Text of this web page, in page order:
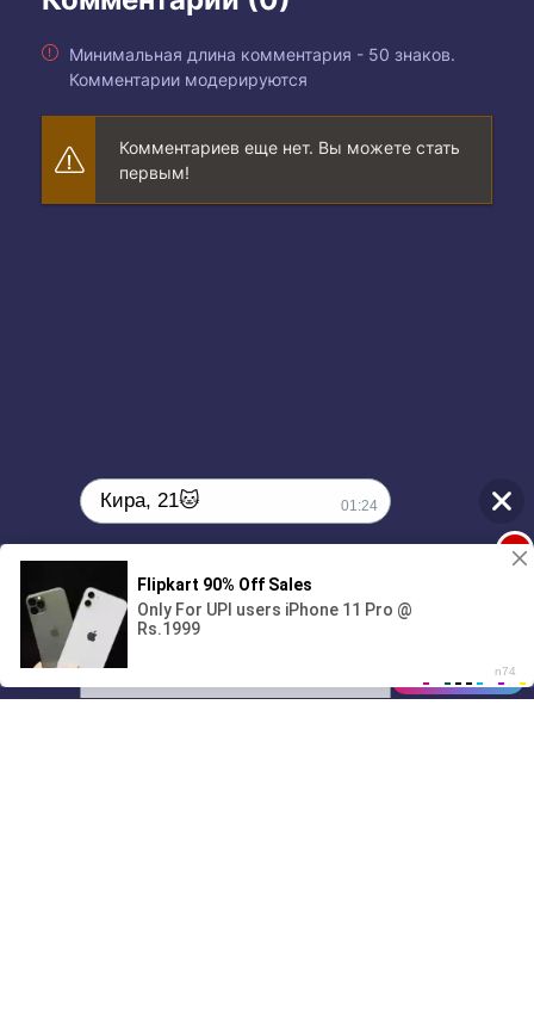
Минимальная длина комментария - 50 знаков.
Комментарии модерируются
Комментариев еще нет. Вы можете стать
первым!
01/07
00:00
Кира, 21🐱 01:24
Поиграешь со мной? 💖🐾
1